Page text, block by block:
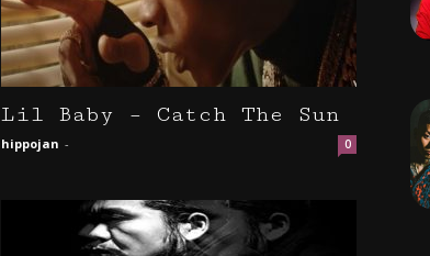
Lil Baby – Catch The Sun
hippojan - 0